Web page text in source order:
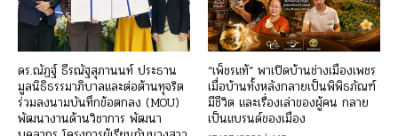
ดร.ณัฏฐ์ ธีรณัฐสุภานนท์ ประธาน
มูลนิธิธรรมาภิบาลและต่อต้านทุจริต
ร่วมลงนามบันทึกข้อตกลง (MOU)
พัฒนางานด้านวิชาการ พัฒนา
“เพ็ชรแท้” พาเปิดบ้านช่างเมืองเพชร
เมื่อบ้านทั้งหลังกลายเป็นพิพิธภัณฑ์
มีชีวิต และเรื่องเล่าของผู้คน กลาย
เป็นแบรนด์ของเมือง